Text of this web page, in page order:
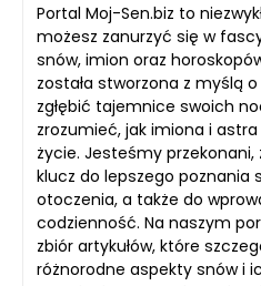
Portal Moj-Sen.biz to
możesz zanurzyć się w
snów, imion oraz
została stworzona z myślą
zgłębić tajemnice swoich
zrozumieć, jak imiona i
życie. Jesteśmy
klucz do lepszego poznania
otoczenia, a także do
codzienność. Na naszym
zbiór artykułów, które
różnorodne aspekty snów i